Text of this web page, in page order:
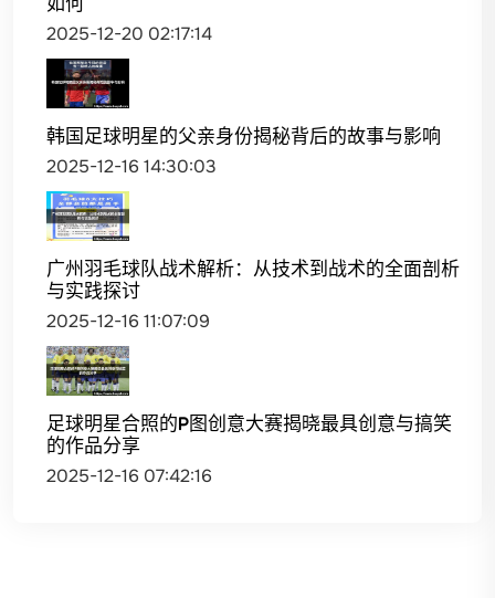
2025-12-20 02:17:14
韩国足球明星的父亲身份揭秘背后的故事与影响
2025-12-16 14:30:03
广州羽毛球队战术解析：从技术到战术的全面剖析
与实践探讨
2025-12-16 11:07:09
足球明星合照的P图创意大赛揭晓最具创意与搞笑
的作品分享
2025-12-16 07:42:16